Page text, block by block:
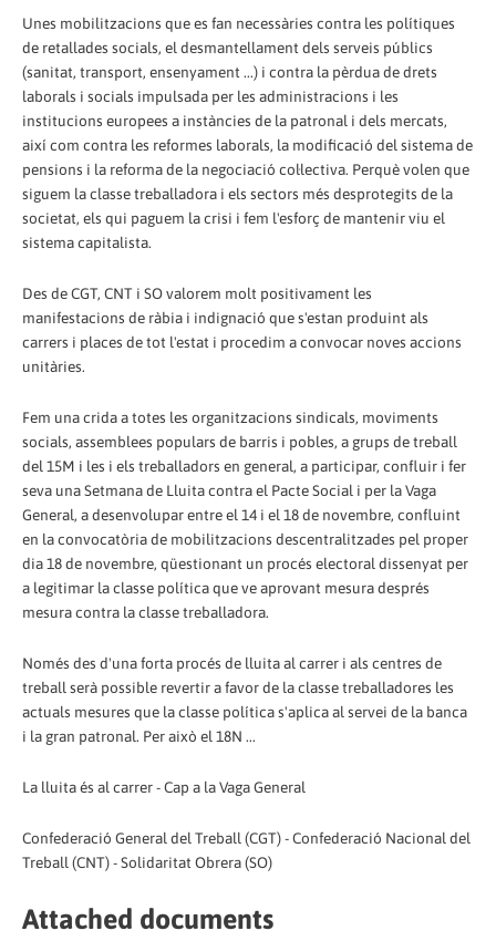
Unes mobilitzacions que es fan necessàries contra les polítiques
de retallades socials, el desmantellament dels serveis públics
(sanitat, transport, ensenyament ...) i contra la pèrdua de drets
laborals i socials impulsada per les administracions i les
institucions europees a instàncies de la patronal i dels mercats,
així com contra les reformes laborals, la modificació del sistema de
pensions i la reforma de la negociació col·lectiva. Perquè volen que
siguem la classe treballadora i els sectors més desprotegits de la
societat, els qui paguem la crisi i fem l'esforç de mantenir viu el
sistema capitalista.
Des de CGT, CNT i SO valorem molt positivament les
manifestacions de ràbia i indignació que s'estan produint als
carrers i places de tot l'estat i procedim a convocar noves accions
unitàries.
Fem una crida a totes les organitzacions sindicals, moviments
socials, assemblees populars de barris i pobles, a grups de treball
del 15M i les i els treballadors en general, a participar, confluir i fer
seva una Setmana de Lluita contra el Pacte Social i per la Vaga
General, a desenvolupar entre el 14 i el 18 de novembre, confluint
en la convocatòria de mobilitzacions descentralitzades pel proper
dia 18 de novembre, qüestionant un procés electoral dissenyat per
a legitimar la classe política que ve aprovant mesura després
mesura contra la classe treballadora.
Només des d'una forta procés de lluita al carrer i als centres de
treball serà possible revertir a favor de la classe treballadores les
actuals mesures que la classe política s'aplica al servei de la banca
i la gran patronal. Per això el 18N ...
La lluita és al carrer - Cap a la Vaga General
Confederació General del Treball (CGT) - Confederació Nacional del
Treball (CNT) - Solidaritat Obrera (SO)
Attached documents